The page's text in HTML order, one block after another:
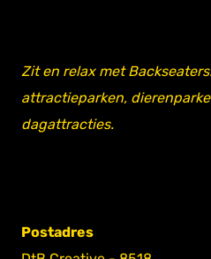
Zit en relax met
attractieparken,
dagattracties.
Postadres